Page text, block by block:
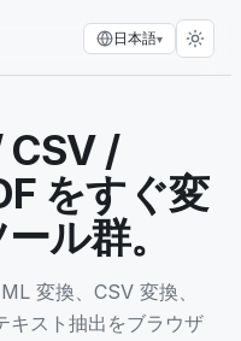
日本語▾
CSV /
をすぐ変
ル群。
変換、CSV 変換、
スト抽出をブラウザ